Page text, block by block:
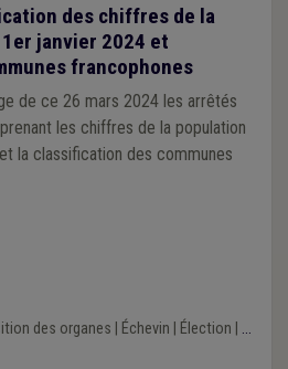
des chiffres de la
janvier 2024 et
francophones
de ce 26 mars 2024 les arrêtés
les chiffres de la population
la classification des communes
des organes Échevin Élection ...